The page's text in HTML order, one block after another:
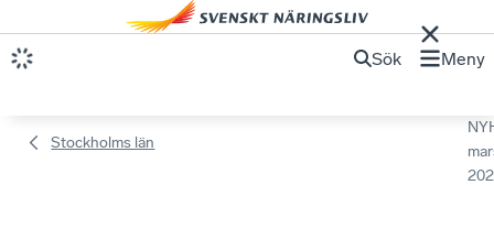
Sök Meny
Stockholms län